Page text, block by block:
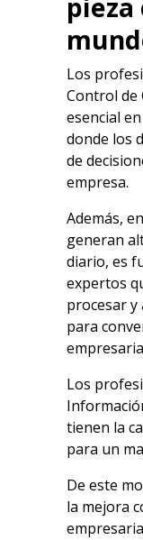
pieza
Los
Control de
esencial
donde los
de
empresa.
Además,
generan
diario, es
expertos
procesar
para
Los
tienen la
para un
De este
la mejora